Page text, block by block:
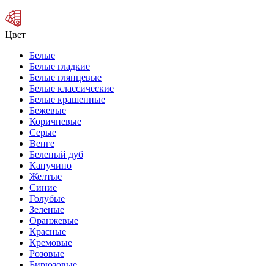
Цвет
Белые
Белые гладкие
Белые глянцевые
Белые классические
Белые крашенные
Бежевые
Коричневые
Серые
Венге
Беленый дуб
Капучино
Желтые
Синие
Голубые
Зеленые
Оранжевые
Красные
Кремовые
Розовые